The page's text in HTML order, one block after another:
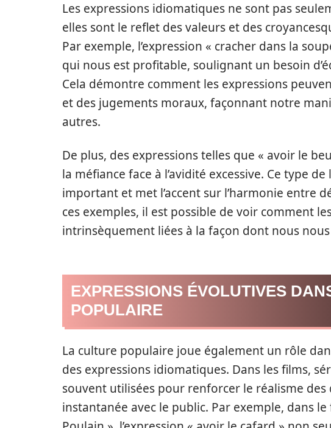
Les expressions idiomatiques ne sont pas
elles sont le reflet des valeurs et des
Par exemple, l’expression « cracher dans la
qui nous est profitable, soulignant un besoin
Cela démontre comment les expressions
et des jugements moraux, façonnant notre
autres.
De plus, des expressions telles que « avoir le
la méfiance face à l’avidité excessive. Ce type
important et met l’accent sur l’harmonie entre
ces exemples, il est possible de voir comment
intrinsèquement liées à la façon dont nous
EXPRESSIONS ÉVOLUTIVES
POPULAIRE
La culture populaire joue également un rôle
des expressions idiomatiques. Dans les films,
souvent utilisées pour renforcer le réalisme
instantanée avec le public. Par exemple, dans le